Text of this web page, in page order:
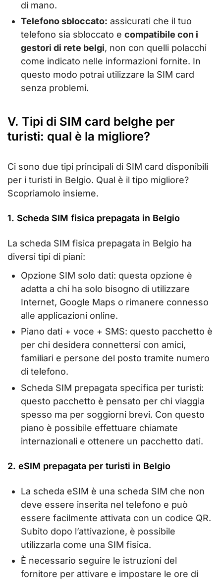
di mano.
Telefono sbloccato: assicurati che il tuo
telefono sia sbloccato e compatibile con i
gestori di rete belgi, non con quelli polacchi
come indicato nelle informazioni fornite. In
questo modo potrai utilizzare la SIM card
senza problemi.
V. Tipi di SIM card belghe per
turisti: qual è la migliore?
Ci sono due tipi principali di SIM card disponibili
per i turisti in Belgio. Qual è il tipo migliore?
Scopriamolo insieme.
1. Scheda SIM fisica prepagata in Belgio
La scheda SIM fisica prepagata in Belgio ha
diversi tipi di piani:
Opzione SIM solo dati: questa opzione è
adatta a chi ha solo bisogno di utilizzare
Internet, Google Maps o rimanere connesso
alle applicazioni online.
Piano dati + voce + SMS: questo pacchetto è
per chi desidera connettersi con amici,
familiari e persone del posto tramite numero
di telefono.
Scheda SIM prepagata specifica per turisti:
questo pacchetto è pensato per chi viaggia
spesso ma per soggiorni brevi. Con questo
piano è possibile effettuare chiamate
internazionali e ottenere un pacchetto dati.
2. eSIM prepagata per turisti in Belgio
La scheda eSIM è una scheda SIM che non
deve essere inserita nel telefono e può
essere facilmente attivata con un codice QR.
Subito dopo l’attivazione, è possibile
utilizzarla come una SIM fisica.
È necessario seguire le istruzioni del
fornitore per attivare e impostare le ore di